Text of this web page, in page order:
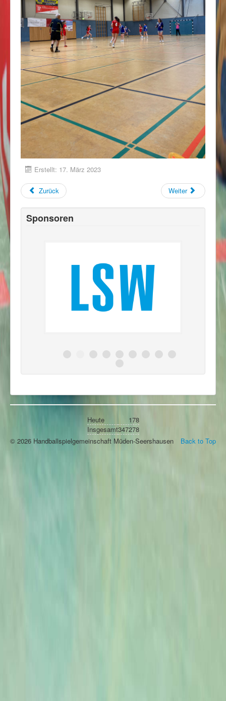
Erstellt: 17. März 2023
Zurück Weiter
Sponsoren
Heute
178
Insgesamt347278
Back to Top
© 2026 Handballspielgemeinschaft Müden-Seershausen